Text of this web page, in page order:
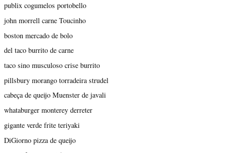
publix cogumelos portobello
john morrell carne Toucinho
boston mercado de bolo
del taco burrito de carne
taco sino musculoso crise burrito
pillsbury morango torradeira strudel
cabeça de queijo Muenster de javali
whataburger monterey derreter
gigante verde frite teriyaki
DiGiorno pizza de queijo